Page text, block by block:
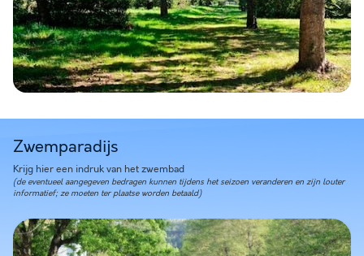
Bekijk de kaart
Zwemparadijs
Krijg hier een indruk van het zwembad
(de eventueel aangegeven bedragen kunnen tijdens het seizoen veranderen en zijn louter
informatief; ze moeten ter plaatse worden betaald)